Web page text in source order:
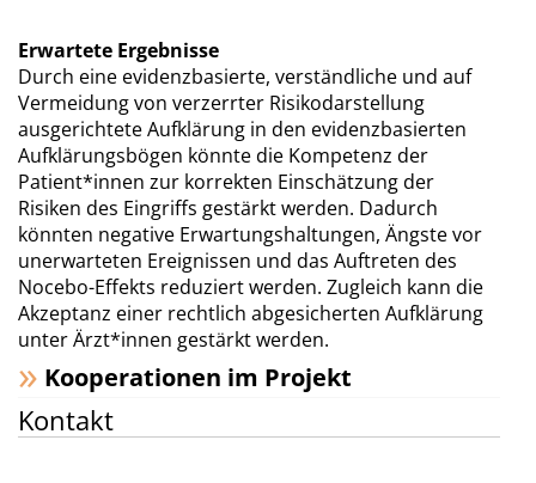
Erwartete Ergebnisse
Durch eine evidenzbasierte, verständliche und auf
Vermeidung von verzerrter Risikodarstellung
ausgerichtete Aufklärung in den evidenzbasierten
Aufklärungsbögen könnte die Kompetenz der
Patient*innen zur korrekten Einschätzung der
Risiken des Eingriffs gestärkt werden. Dadurch
könnten negative Erwartungshaltungen, Ängste vor
unerwarteten Ereignissen und das Auftreten des
Nocebo-Effekts reduziert werden. Zugleich kann die
Akzeptanz einer rechtlich abgesicherten Aufklärung
unter Ärzt*innen gestärkt werden.
Kooperationen im Projekt
Kontakt